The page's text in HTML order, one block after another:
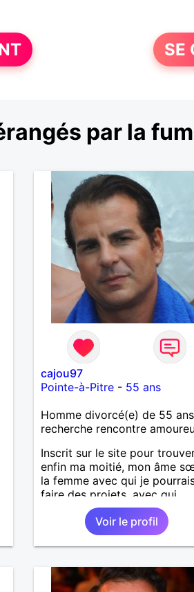
SE
par la
cajou97
Pointe-à-Pitre - 55 ans
Homme divorcé(e) de 55 ans
recherche rencontre
Inscrit sur le site pour
enfin ma moitié, mon âme
la femme avec qui je
faire des projets, avec qui
j'aurais envie de faire des
projets, des sorties, des
voyages et beaucoup d'autres
choses.
Voir le profil